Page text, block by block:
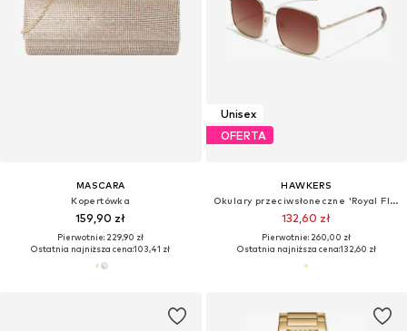
MASCARA
Kopertówka
159,90 zł
Pierwotnie: 229,90 zł
Ostatnia najniższa cena:103,41 zł
Unisex
OFERTA
HAWKERS
Okulary przeciwsłoneczne 'Royal Flush'
132,60 zł
Pierwotnie: 260,00 zł
Ostatnia najniższa cena:132,60 zł